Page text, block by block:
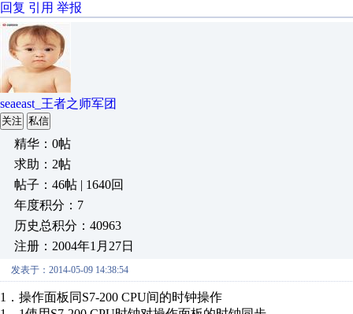
回复 引用 举报
seaeast_王者之师军团
关注 私信
精华：0帖
求助：2帖
帖子：46帖 | 1640回
年度积分：7
历史总积分：40963
注册：2004年1月27日
发表于：2014-05-09 14:38:54
1．操作面板同S7-200 CPU间的时钟操作